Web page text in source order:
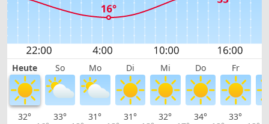
Heute So Mo Di Mi Do Fr
32°
33°
31°
31°
32°
34°
33°